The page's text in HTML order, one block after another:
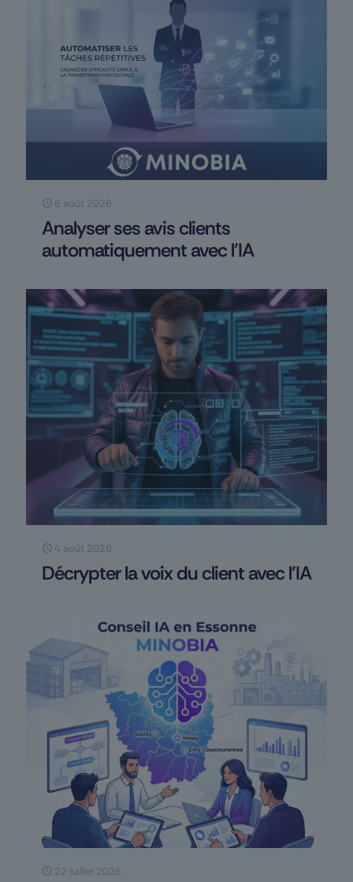
6 août 2026
Analyser ses avis clients
automatiquement avec l’IA
4 août 2026
Décrypter la voix du client avec l’IA
22 juillet 2026